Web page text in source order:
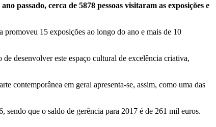
passado, cerca de 5878 pessoas visitaram as exposições e
15 exposições ao longo do ano e mais de 10
desenvolver este espaço cultural de excelência criativa,
contemporânea em geral apresenta-se, assim, como uma das
que o saldo de gerência para 2017 é de 261 mil euros.